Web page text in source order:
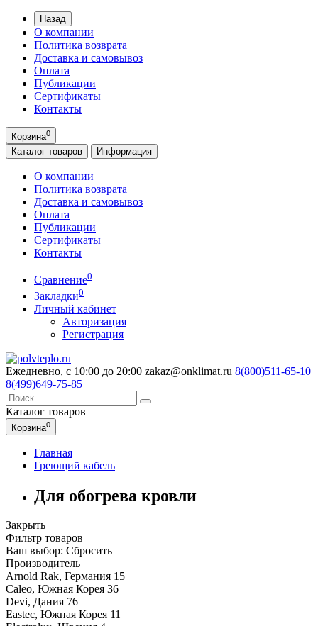
Назад
О компании
Политика возврата
Доставка и самовывоз
Оплата
Публикации
Сертификаты
Контакты
Корзина0
Каталог товаров Информация
О компании
Политика возврата
Доставка и самовывоз
Оплата
Публикации
Сертификаты
Контакты
Сравнение0
Закладки0
Личный кабинет
Авторизация
Регистрация
Ежедневно, с 10:00 до 20:00 zakaz@onklimat.ru 8(800)511-65-10
8(499)649-75-85
Каталог товаров
Корзина0
Главная
Греющий кабель
Для обогрева кровли
Закрыть
Фильтр товаров
Ваш выбор: Сбросить
Производитель
Arnold Rak, Германия 15
Caleo, Южная Корея 36
Devi, Дания 76
Eastec, Южная Корея 11